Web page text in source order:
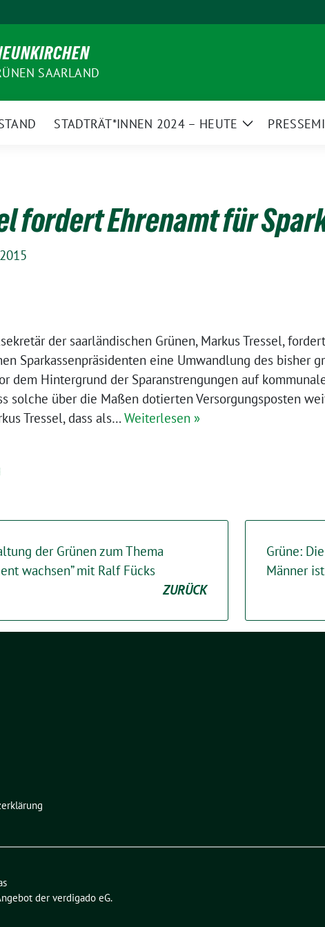
SAARLAND
STADTRÄT*INNEN 2024 – HEUTE
Zeige
fordert Ehrenamt für
der saarländischen Grünen, Markus Tressel,
Sparkassenpräsidenten eine Umwandlung des bisher
dem Hintergrund der Sparanstrengungen auf
solche über die Maßen dotierten Versorgungsposten
Tressel, dass als… Weiterlesen »
der Grünen zum Thema
wachsen” mit Ralf Fücks
ZURÜCK
Grüne:
Männer
der verdigado eG.